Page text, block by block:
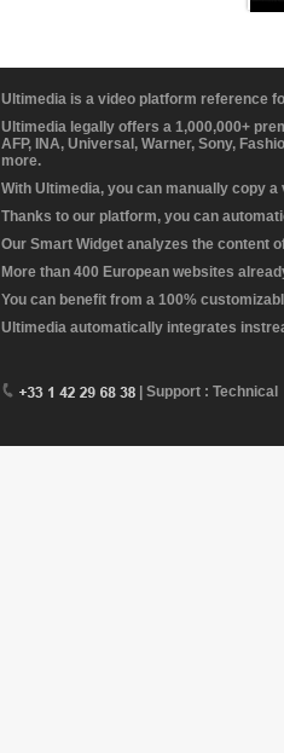
Ultimedia is a video platform reference
Ultimedia legally offers a 1,000,000+
AFP, INA, Universal, Warner, Sony,
more.
With Ultimedia, you can manually copy
Thanks to our platform, you can
Our Smart Widget analyzes the content
More than 400 European websites
You can benefit from a 100%
Ultimedia automatically integrates
| Support : Technical